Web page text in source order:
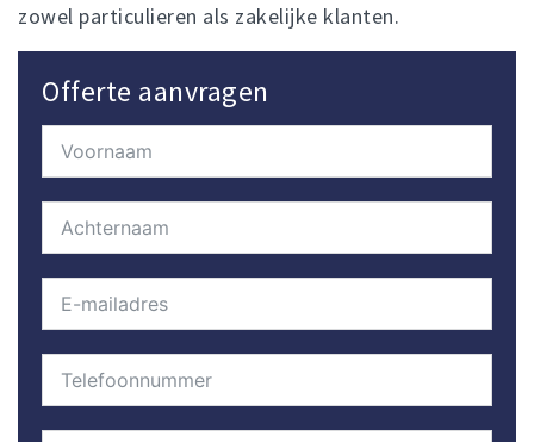
zowel particulieren als zakelijke klanten.
Offerte aanvragen